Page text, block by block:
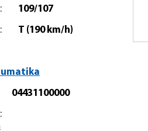
109/107
T (190 km/h)
04431100000